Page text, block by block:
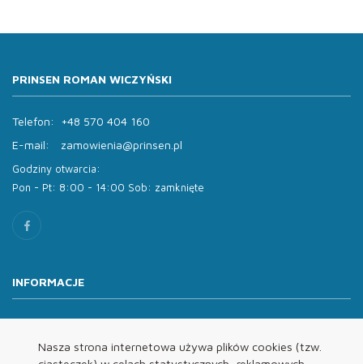
Nasza strona internetowa używa plików cookies (tzw.
PRINSEN ROMAN WICZYŃSKI
Telefon:
+48 570 404 160
E-mail:
zamowienia@prinsen.pl
Godziny otwarcia:
Pon - Pt: 8:00 - 14:00 Sob: zamknięte
INFORMACJE
Oferta